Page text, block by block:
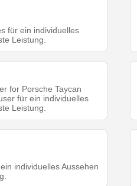
für ein individuelles
Leistung.
for Porsche Taycan
für ein individuelles
Leistung.
individuelles Aussehen